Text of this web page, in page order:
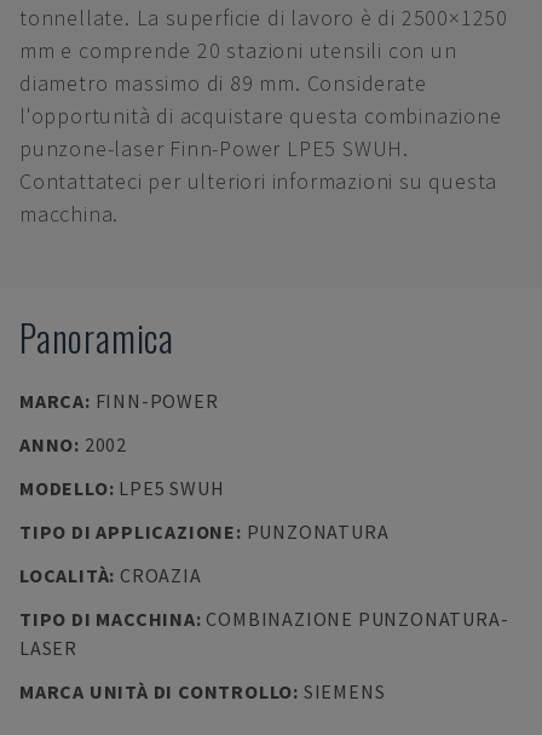
tonnellate. La superficie di lavoro è di 2500×1250
mm e comprende 20 stazioni utensili con un
diametro massimo di 89 mm. Considerate
l'opportunità di acquistare questa combinazione
punzone-laser Finn-Power LPE5 SWUH.
Contattateci per ulteriori informazioni su questa
macchina.
Panoramica
MARCA: FINN-POWER
ANNO: 2002
MODELLO: LPE5 SWUH
TIPO DI APPLICAZIONE: PUNZONATURA
LOCALITÀ: CROAZIA
TIPO DI MACCHINA: COMBINAZIONE PUNZONATURA-
LASER
MARCA UNITÀ DI CONTROLLO: SIEMENS